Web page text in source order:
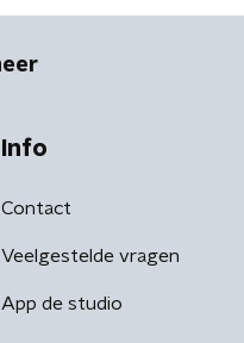
Info
Contact
Veelgestelde vragen
App de studio